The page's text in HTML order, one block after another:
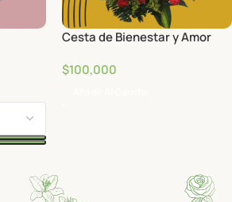
Cesta de Bienestar y Amor
$100,000